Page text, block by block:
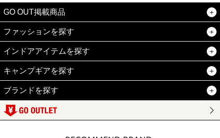
GO OUT掲載商品
ファッションを探す
インドアアイテムを探す
キャンプギアを探す
ブランドを探す